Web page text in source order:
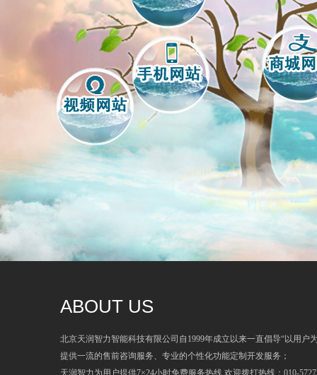
ABOUT US
北京天润智力智能科技有限公司自1999年成立以来一直倡导“以用户
提供一流的售前咨询服务、专业的个性化功能定制开发服务；
天润智力为用户提供7×24小时免费服务热线,欢迎拨打热线：010-